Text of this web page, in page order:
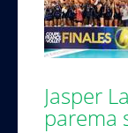
Jasper
parema